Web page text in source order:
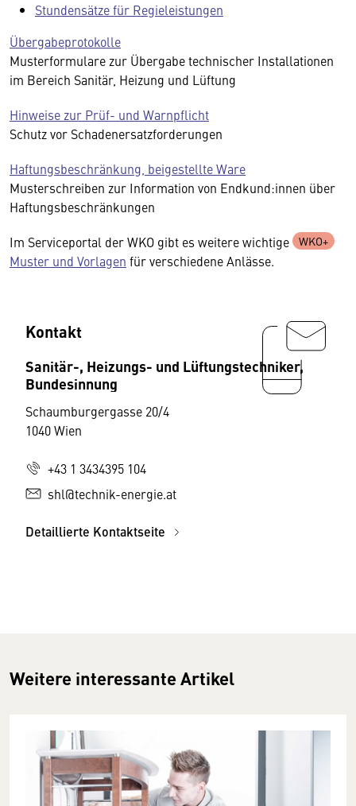
Stundensätze für Regieleistungen
Übergabeprotokolle
Musterformulare zur Übergabe technischer Installationen
im Bereich Sanitär, Heizung und Lüftung
Hinweise zur Prüf- und Warnpflicht
Schutz vor Schadenersatzforderungen
Haftungsbeschränkung, beigestellte Ware
Musterschreiben zur Information von Endkund:innen über
Haftungsbeschränkungen
Im Serviceportal der WKO gibt es weitere wichtige
Muster und Vorlagen für verschiedene Anlässe.
Kontakt
Sanitär-, Heizungs- und Lüftungstechniker,
Bundesinnung
Schaumburgergasse 20/4
1040 Wien
+43 1 3434395 104
shl@technik-energie.at
Detaillierte Kontaktseite
Weitere interessante Artikel